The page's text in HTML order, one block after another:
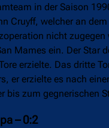
in der Saison
Cruyff, welcher an
nicht zugegen
Mames ein. Der Star
erzielte. Das dritte
er erzielte es nach
bis zum gegnerischen
– 0:2